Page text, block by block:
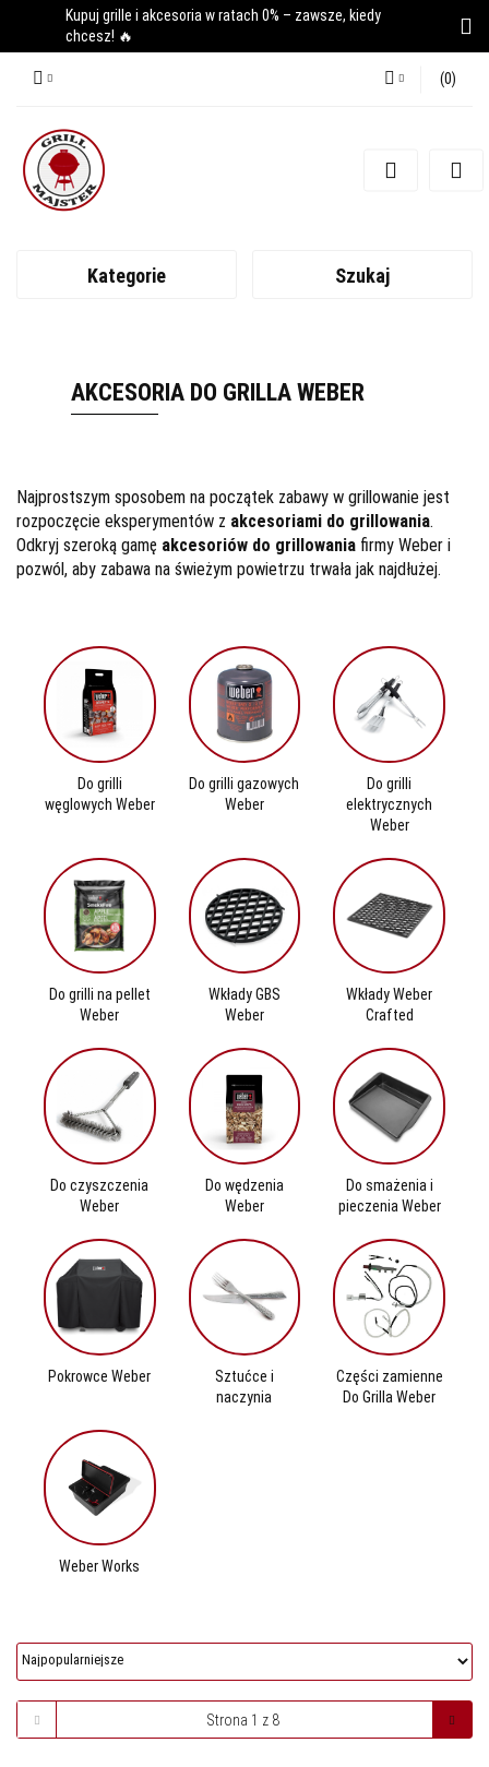
Kupuj grille i akcesoria w ratach 0% – zawsze, kiedy
chcesz! 🔥
Zarejestruj się
(0)
Kategorie Szukaj
AKCESORIA DO GRILLA WEBER
Najprostszym sposobem na początek zabawy w grillowanie jest
rozpoczęcie eksperymentów z akcesoriami do grillowania.
Odkryj szeroką gamę akcesoriów do grillowania firmy Weber i
pozwól, aby zabawa na świeżym powietrzu trwała jak najdłużej.
Do grilli
węglowych Weber
Do grilli gazowych
Weber
Do grilli
elektrycznych
Weber
Do grilli na pellet
Weber
Wkłady GBS
Weber
Wkłady Weber
Crafted
Do czyszczenia
Weber
Do wędzenia
Weber
Do smażenia i
pieczenia Weber
Pokrowce Weber
Sztućce i
naczynia
Części zamienne
Do Grilla Weber
Weber Works